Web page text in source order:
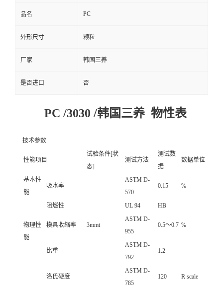
品名 PC
外形尺寸 颗粒
厂家 韩国三养
是否进口 否
PC /3030 /韩国三养 物性表
技术参数
性能项目
试验条件[状
态]
测试方法
测试数
据
数据单位
基本性
能
吸水率
ASTM D-
570
0.15 %
物理性
能
阻燃性 UL 94 HB
模具收缩率 3mmt
ASTM D-
955
0.5～0.7 %
比重
ASTM D-
792
1.2
洛氏硬度
ASTM D-
785
120 R scale